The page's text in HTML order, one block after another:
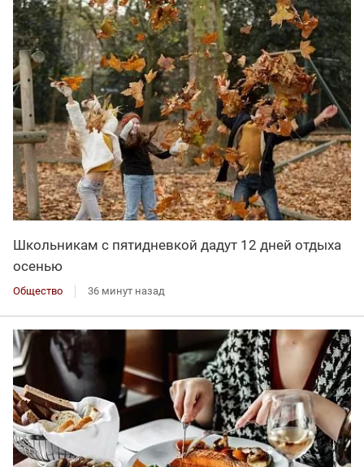
Школьникам с пятидневкой дадут 12 дней отдыха
осенью
Общество 36 минут назад